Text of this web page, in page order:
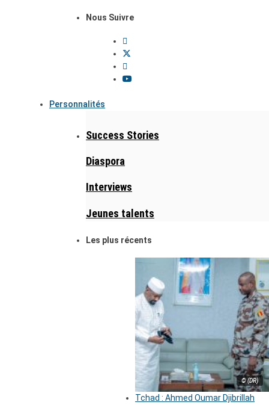
Nous Suivre
Personnalités
Success Stories
Diaspora
Interviews
Jeunes talents
Les plus récents
© (DR)
Tchad : Ahmed Oumar Djibrillah